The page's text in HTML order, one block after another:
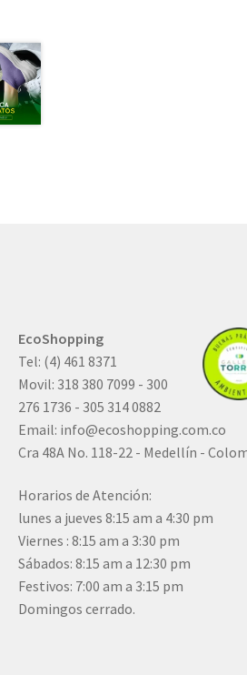
EcoShopping
Tel: (4) 461 8371
Movil: 318 380 7099 - 300
276 1736 - 305 314 0882
Email: info@ecoshopping.com.co
Cra 48A No. 118-22 - Medellín -
Horarios de Atención:
lunes a jueves 8:15 am a 4:30 pm
Viernes : 8:15 am a 3:30 pm
Sábados: 8:15 am a 12:30 pm
Festivos: 7:00 am a 3:15 pm
Domingos cerrado.